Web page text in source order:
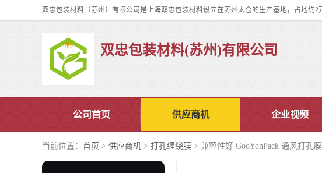
双忠包装材料(苏州)有限公司
公司首页 供应商机 企业视频
当前位置： 首页 > 供应商机 > 打孔缠绕膜 > 兼容性好 GooYonPack 通风打孔膜